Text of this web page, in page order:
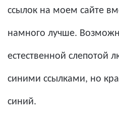
ссылок на моем сайте
намного лучше.
естественной слепотой
синими ссылками, но
синий.